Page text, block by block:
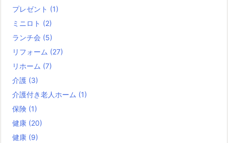
プレゼント (1)
ミニロト (2)
ランチ会 (5)
リフォーム (27)
リホーム (7)
介護 (3)
介護付き老人ホーム (1)
保険 (1)
健康 (20)
健康 (9)